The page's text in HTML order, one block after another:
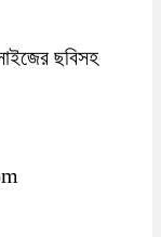
ছবিসহ